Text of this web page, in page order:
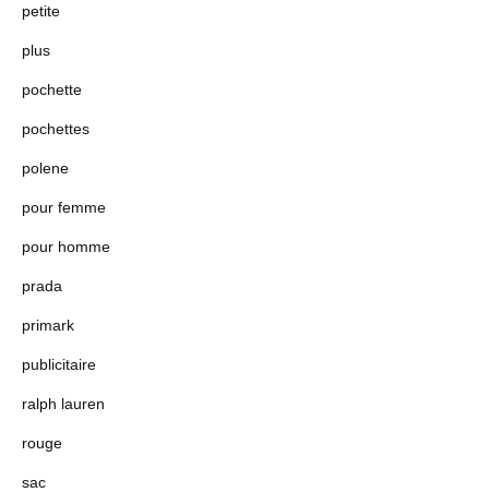
petite
plus
pochette
pochettes
polene
pour femme
pour homme
prada
primark
publicitaire
ralph lauren
rouge
sac